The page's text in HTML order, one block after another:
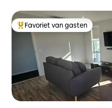
Topfavoriet van gasten
Favoriet van gasten